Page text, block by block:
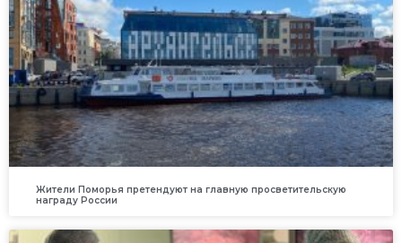
Жители Поморья претендуют на главную просветительскую
награду России